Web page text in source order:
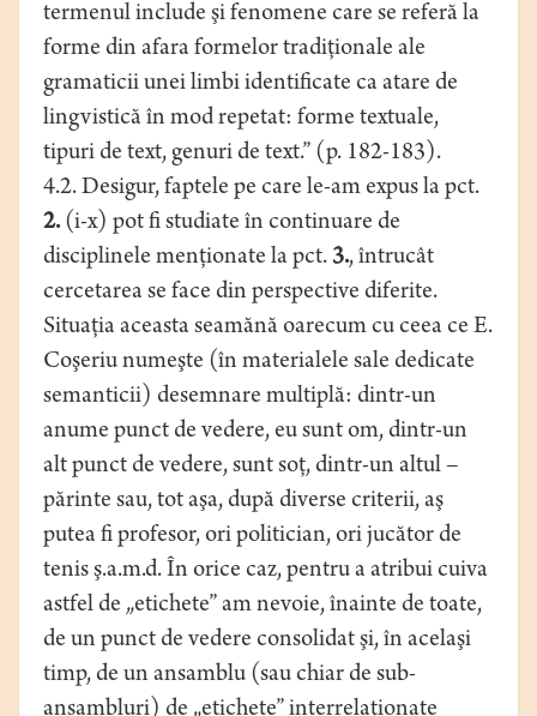
termenul include şi fenomene care se referă la
forme din afara formelor tradiţionale ale
gramaticii unei limbi identificate ca atare de
lingvistică în mod repetat: forme textuale,
tipuri de text, genuri de text.” (p. 182-183).
4.2. Desigur, faptele pe care le-am expus la pct.
2. (i-x) pot fi studiate în continuare de
disciplinele menţionate la pct. 3., întrucât
cercetarea se face din perspective diferite.
Situaţia aceasta seamănă oarecum cu ceea ce E.
Coşeriu numeşte (în materialele sale dedicate
semanticii) desemnare multiplă: dintr-un
anume punct de vedere, eu sunt om, dintr-un
alt punct de vedere, sunt soţ, dintr-un altul –
părinte sau, tot aşa, după diverse criterii, aş
putea fi profesor, ori politician, ori jucător de
tenis ş.a.m.d. În orice caz, pentru a atribui cuiva
astfel de „etichete” am nevoie, înainte de toate,
de un punct de vedere consolidat şi, în acelaşi
timp, de un ansamblu (sau chiar de sub-